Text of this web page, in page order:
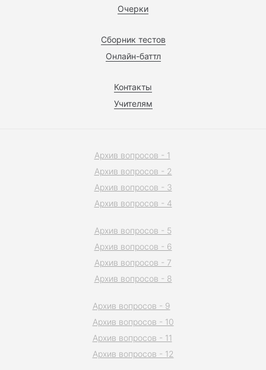
Очерки
Сборник тестов
Онлайн-баттл
Контакты
Учителям
Архив вопросов - 1
Архив вопросов - 2
Архив вопросов - 3
Архив вопросов - 4
Архив вопросов - 5
Архив вопросов - 6
Архив вопросов - 7
Архив вопросов - 8
Архив вопросов - 9
Архив вопросов - 10
Архив вопросов - 11
Архив вопросов - 12